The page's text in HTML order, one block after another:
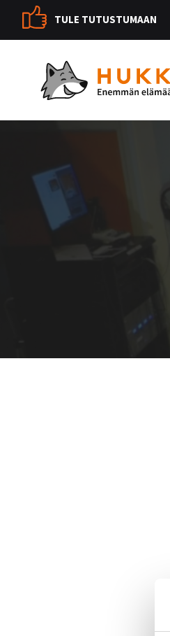
TULE TUTUSTUMAAN